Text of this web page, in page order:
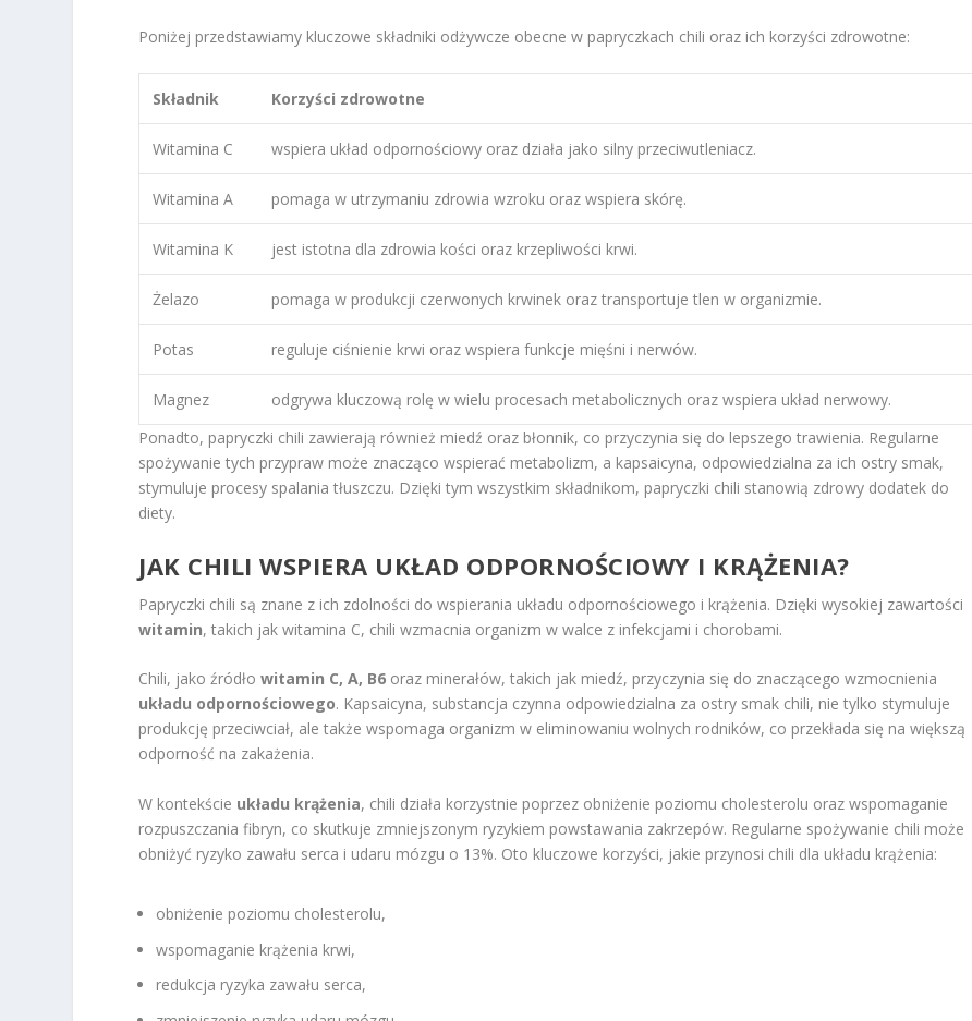
Poniżej przedstawiamy kluczowe składniki odżywcze obecne w papryczkach chili oraz ich korzyści zdrowotne:
Składnik Korzyści zdrowotne
Witamina C wspiera układ odpornościowy oraz działa jako silny przeciwutleniacz.
Witamina A pomaga w utrzymaniu zdrowia wzroku oraz wspiera skórę.
Witamina K jest istotna dla zdrowia kości oraz krzepliwości krwi.
Żelazo pomaga w produkcji czerwonych krwinek oraz transportuje tlen w organizmie.
Potas reguluje ciśnienie krwi oraz wspiera funkcje mięśni i nerwów.
Magnez
odgrywa kluczową rolę w wielu procesach metabolicznych oraz wspiera układ nerwowy.
Ponadto, papryczki chili zawierają również miedź oraz błonnik, co przyczynia się do lepszego trawienia. Regularne
spożywanie tych przypraw może znacząco wspierać metabolizm, a kapsaicyna, odpowiedzialna za ich ostry smak,
stymuluje procesy spalania tłuszczu. Dzięki tym wszystkim składnikom, papryczki chili stanowią zdrowy dodatek do
diety.
JAK CHILI WSPIERA UKŁAD ODPORNOŚCIOWY I KRĄŻENIA?
Papryczki chili są znane z ich zdolności do wspierania układu odpornościowego i krążenia. Dzięki wysokiej zawartości
witamin, takich jak witamina C, chili wzmacnia organizm w walce z infekcjami i chorobami.
Chili, jako źródłowitamin C, A, B6 oraz minerałów, takich jak miedź, przyczynia się do znaczącego wzmocnienia
układu odpornościowego. Kapsaicyna, substancja czynna odpowiedzialna za ostry smak chili, nie tylko stymuluje
produkcję przeciwciał, ale także wspomaga organizm w eliminowaniu wolnych rodników, co przekłada się na większą
odporność na zakażenia.
W kontekście układu krążenia, chili działa korzystnie poprzez obniżenie poziomu cholesterolu oraz wspomaganie
rozpuszczania fibryn, co skutkuje zmniejszonym ryzykiem powstawania zakrzepów. Regularne spożywanie chili może
obniżyć ryzyko zawału serca i udaru mózgu o 13%. Oto kluczowe korzyści, jakie przynosi chili dla układu krążenia:
obniżenie poziomu cholesterolu,
wspomaganie krążenia krwi,
redukcja ryzyka zawału serca,